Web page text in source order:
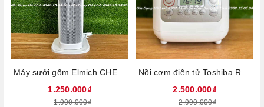
Máy sưởi gốm Elmich CHE-8644, Công suất 2000W, Điều khiển núm xoay, 1 mức gió mát và 2 mức gió ấm, Tự động ngắt khi đổ, Xoay 60 độ, Bảo hành 2 năm
1.250.000₫
1.900.000₫
2.500.000₫
2.990.000₫